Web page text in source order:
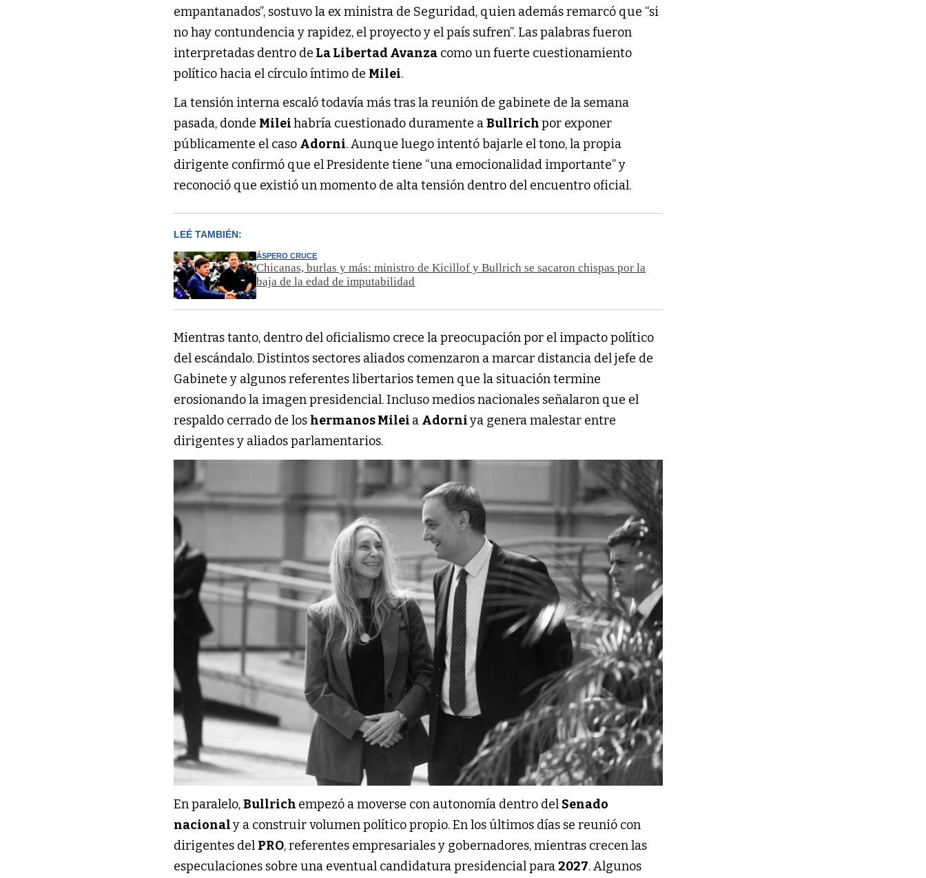
empantanados”, sostuvo la ex ministra de Seguridad, quien además remarcó que “si
no hay contundencia y rapidez, el proyecto y el país sufren”. Las palabras fueron
interpretadas dentro de La Libertad Avanza como un fuerte cuestionamiento
político hacia el círculo íntimo de Milei.
La tensión interna escaló todavía más tras la reunión de gabinete de la semana
pasada, donde Mileihabría cuestionado duramente aBullrichpor exponer
públicamente el caso Adorni. Aunque luego intentó bajarle el tono, la propia
dirigente confirmó que el Presidente tiene “una emocionalidad importante” y
reconoció que existió un momento de alta tensión dentro del encuentro oficial.
LEÉ TAMBIÉN:
ÁSPERO CRUCE
Chicanas, burlas y más: ministro de Kicillof y Bullrich se sacaron chispas por la
baja de la edad de imputabilidad
Mientras tanto, dentro del oficialismo crece la preocupación por el impacto político
del escándalo. Distintos sectores aliados comenzaron a marcar distancia del jefe de
Gabinete y algunos referentes libertarios temen que la situación termine
erosionando la imagen presidencial. Incluso medios nacionales señalaron que el
respaldo cerrado de los hermanos Milei a Adorniya genera malestar entre
dirigentes y aliados parlamentarios.
En paralelo,Bullrich empezó a moverse con autonomía dentro del Senado
nacionaly a construir volumen político propio. En los últimos días se reunió con
dirigentes del PRO, referentes empresariales y gobernadores, mientras crecen las
especulaciones sobre una eventual candidatura presidencial para 2027. Algunos